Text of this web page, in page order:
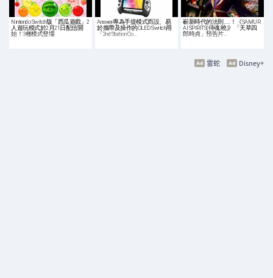
Nintendo Switch版「西瓜遊戲」2
人遊玩模式於2月21日配信開
始！3種模式登場
Answer專為手提模式而設、易
於攜帶及操作的OLED Switch用
「2nd Station Co…
嶄新時代的法則……！《SAMUR
AI SPIRITS(侍魂 曉)》「天草四
郎時貞」預告片…
Disney+
雷蛇